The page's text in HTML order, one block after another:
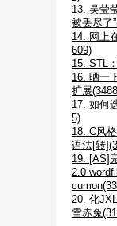
13. 吴莹
被丢尽了
14. 网上
609)
15. STL
16. 晒一
扩展
17. 如何
5)
18. C风
语法[转
19. [AS]
2.0
20. 化
雪赤兔